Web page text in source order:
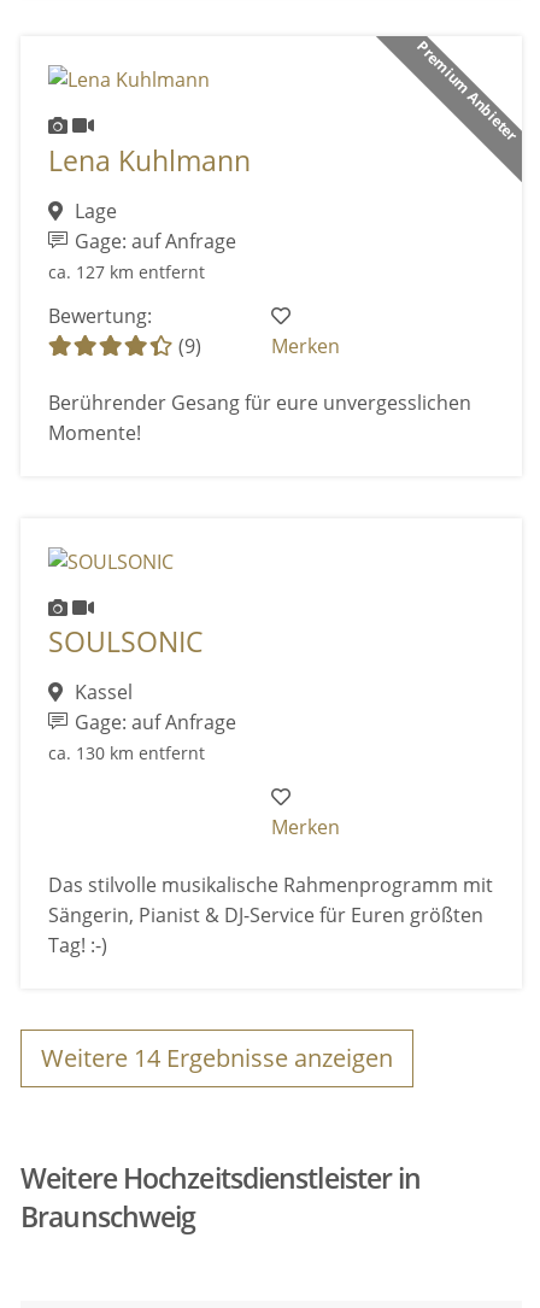
Premium Anbieter
Lena Kuhlmann
Lage
Gage: auf Anfrage
ca. 127 km entfernt
Bewertung:
(9)
Merken
Berührender Gesang für eure unvergesslichen
Momente!
SOULSONIC
Kassel
Gage: auf Anfrage
ca. 130 km entfernt
Merken
Das stilvolle musikalische Rahmenprogramm mit
Sängerin, Pianist & DJ-Service für Euren größten
Tag! :-)
Weitere 14 Ergebnisse anzeigen
Weitere Hochzeitsdienstleister in
Braunschweig